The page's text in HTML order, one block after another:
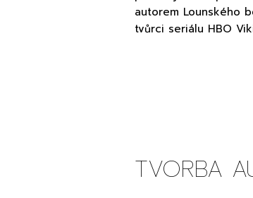
autorem Lounského
tvůrci seriálu HBO
TVORBA